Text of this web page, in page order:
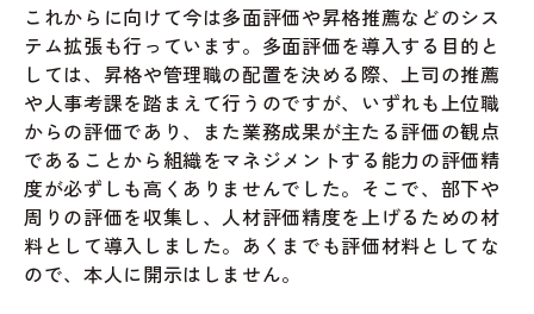
これからに向けて今は多面評価や昇格推薦などのシス
テム拡張も行っています。多面評価を導入する目的と
しては、昇格や管理職の配置を決める際、上司の推薦
や人事考課を踏まえて行うのですが、いずれも上位職
からの評価であり、また業務成果が主たる評価の観点
であることから組織をマネジメントする能力の評価精
度が必ずしも高くありませんでした。そこで、部下や
周りの評価を収集し、人材評価精度を上げるための材
料として導入しました。あくまでも評価材料としてな
ので、本人に開示はしません。